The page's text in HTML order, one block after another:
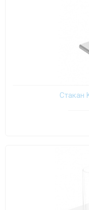
Стакан